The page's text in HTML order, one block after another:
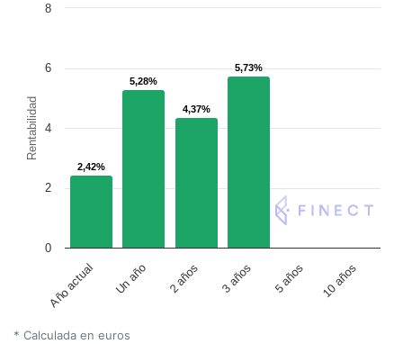
Rentabilidad
2,42%
2,42%
5,28%
5,28%
4,37%
4,37%
5,73%
5,73%
Año actual Un año 2 años 3 años 5 años 10 años
0
2
4
6
8
* Calculada en euros